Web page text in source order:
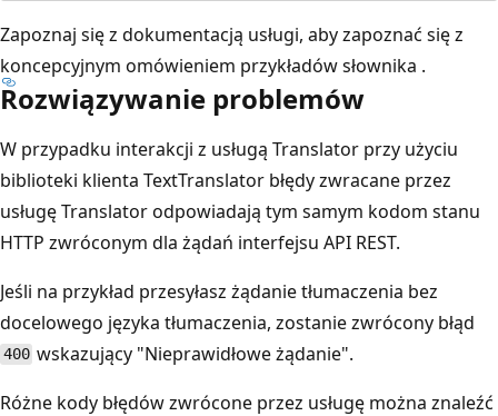
Zapoznaj się z dokumentacją usługi, aby zapoznać się z
koncepcyjnym omówieniem przykładów słownika .
Rozwiązywanie problemów
W przypadku interakcji z usługą Translator przy użyciu
biblioteki klienta TextTranslator błędy zwracane przez
usługę Translator odpowiadają tym samym kodom stanu
HTTP zwróconym dla żądań interfejsu API REST.
Jeśli na przykład przesyłasz żądanie tłumaczenia bez
docelowego języka tłumaczenia, zostanie zwrócony błąd
400 wskazujący "Nieprawidłowe żądanie".
Różne kody błędów zwrócone przez usługę można znaleźć